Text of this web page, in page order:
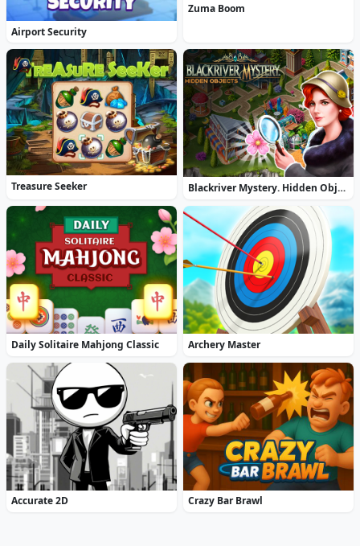
Airport Security
Zuma Boom
Treasure Seeker Blackriver Mystery. Hidden Objects
Daily Solitaire Mahjong Classic Archery Master
Accurate 2D Crazy Bar Brawl